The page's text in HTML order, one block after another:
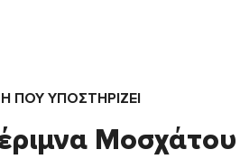
ΠΟΥ ΥΠΟΣΤΗΡΙΖΕΙ
Μοσχάτου